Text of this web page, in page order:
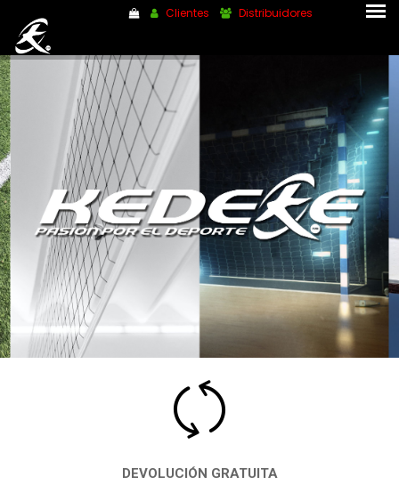
Clientes Distribuidores
DEVOLUCIÓN GRATUITA